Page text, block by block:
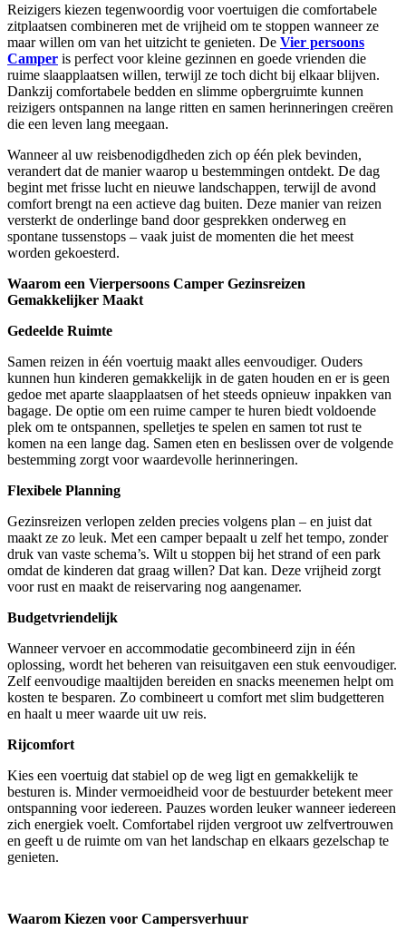
Reizigers kiezen tegenwoordig voor voertuigen die comfortabele
zitplaatsen combineren met de vrijheid om te stoppen wanneer ze
maar willen om van het uitzicht te genieten. De Vier persoons
Camper is perfect voor kleine gezinnen en goede vrienden die
ruime slaapplaatsen willen, terwijl ze toch dicht bij elkaar blijven.
Dankzij comfortabele bedden en slimme opbergruimte kunnen
reizigers ontspannen na lange ritten en samen herinneringen creëren
die een leven lang meegaan.
Wanneer al uw reisbenodigdheden zich op één plek bevinden,
verandert dat de manier waarop u bestemmingen ontdekt. De dag
begint met frisse lucht en nieuwe landschappen, terwijl de avond
comfort brengt na een actieve dag buiten. Deze manier van reizen
versterkt de onderlinge band door gesprekken onderweg en
spontane tussenstops – vaak juist de momenten die het meest
worden gekoesterd.
Waarom een Vierpersoons Camper Gezinsreizen
Gemakkelijker Maakt
Gedeelde Ruimte
Samen reizen in één voertuig maakt alles eenvoudiger. Ouders
kunnen hun kinderen gemakkelijk in de gaten houden en er is geen
gedoe met aparte slaapplaatsen of het steeds opnieuw inpakken van
bagage. De optie om een ruime camper te huren biedt voldoende
plek om te ontspannen, spelletjes te spelen en samen tot rust te
komen na een lange dag. Samen eten en beslissen over de volgende
bestemming zorgt voor waardevolle herinneringen.
Flexibele Planning
Gezinsreizen verlopen zelden precies volgens plan – en juist dat
maakt ze zo leuk. Met een camper bepaalt u zelf het tempo, zonder
druk van vaste schema’s. Wilt u stoppen bij het strand of een park
omdat de kinderen dat graag willen? Dat kan. Deze vrijheid zorgt
voor rust en maakt de reiservaring nog aangenamer.
Budgetvriendelijk
Wanneer vervoer en accommodatie gecombineerd zijn in één
oplossing, wordt het beheren van reisuitgaven een stuk eenvoudiger.
Zelf eenvoudige maaltijden bereiden en snacks meenemen helpt om
kosten te besparen. Zo combineert u comfort met slim budgetteren
en haalt u meer waarde uit uw reis.
Rijcomfort
Kies een voertuig dat stabiel op de weg ligt en gemakkelijk te
besturen is. Minder vermoeidheid voor de bestuurder betekent meer
ontspanning voor iedereen. Pauzes worden leuker wanneer iedereen
zich energiek voelt. Comfortabel rijden vergroot uw zelfvertrouwen
en geeft u de ruimte om van het landschap en elkaars gezelschap te
genieten.
Waarom Kiezen voor Campersverhuur